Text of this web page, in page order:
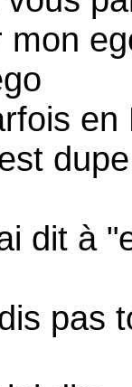
en
dupe
dit à
pas